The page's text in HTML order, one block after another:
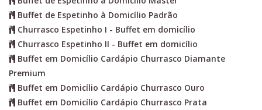
Buffet de Espetinho à Domicílio Padrão
Churrasco Espetinho I - Buffet em domicílio
Churrasco Espetinho II - Buffet em domicílio
Buffet em Domicílio Cardápio Churrasco Diamante
Premium
Buffet em Domicílio Cardápio Churrasco Ouro
Buffet em Domicílio Cardápio Churrasco Prata